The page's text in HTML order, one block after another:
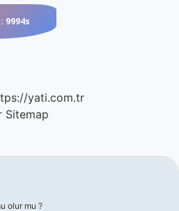
yati.com.tr
Sitemap
olur mu ?